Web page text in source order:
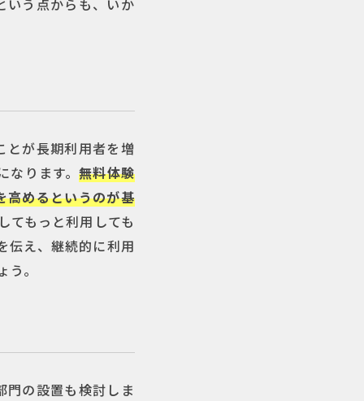
とが長期利用者を増
なります。無料体験
高めるというのが基
てもっと利用しても
伝え、継続的に利用
。
の設置も検討しま